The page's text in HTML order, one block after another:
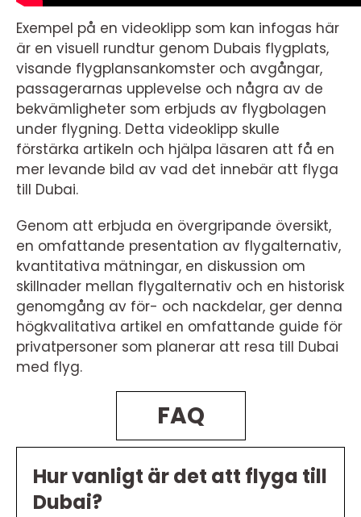
Exempel på en videoklipp som kan infogas här
är en visuell rundtur genom Dubais flygplats,
visande flygplansankomster och avgångar,
passagerarnas upplevelse och några av de
bekvämligheter som erbjuds av flygbolagen
under flygning. Detta videoklipp skulle
förstärka artikeln och hjälpa läsaren att få en
mer levande bild av vad det innebär att flyga
till Dubai.
Genom att erbjuda en övergripande översikt,
en omfattande presentation av flygalternativ,
kvantitativa mätningar, en diskussion om
skillnader mellan flygalternativ och en historisk
genomgång av för- och nackdelar, ger denna
högkvalitativa artikel en omfattande guide för
privatpersoner som planerar att resa till Dubai
med flyg.
FAQ
Hur vanligt är det att flyga till
Dubai?